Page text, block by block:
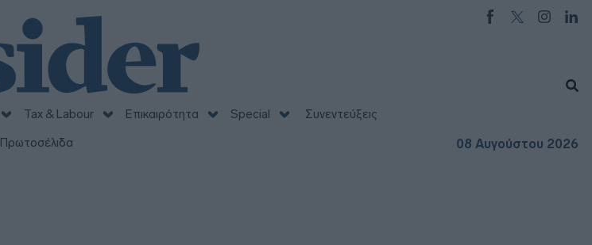
Tax & Labour Επικαιρότητα Special
Συνεντεύξεις
Πρωτοσέλιδα
08 Αυγούστου 2026